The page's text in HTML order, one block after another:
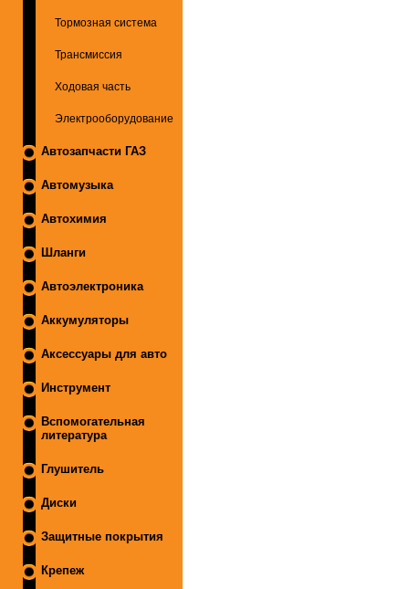
Тормозная система
Трансмиссия
Ходовая часть
Электрооборудование
Автозапчасти ГАЗ
Автомузыка
Автохимия
Шланги
Автоэлектроника
Аккумуляторы
Аксессуары для авто
Инструмент
Вспомогательная
литература
Глушитель
Диски
Защитные покрытия
Крепеж